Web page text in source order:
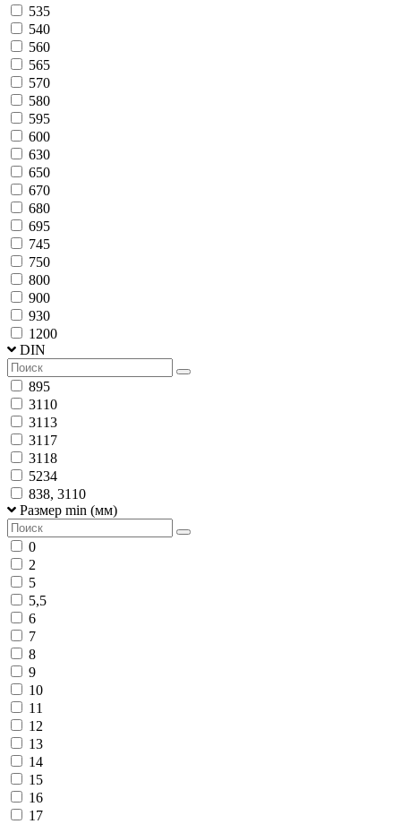
535
540
560
565
570
580
595
600
630
650
670
680
695
745
750
800
900
930
1200
DIN
895
3110
3113
3117
3118
5234
838, 3110
Размер min (мм)
0
2
5
5,5
6
7
8
9
10
11
12
13
14
15
16
17